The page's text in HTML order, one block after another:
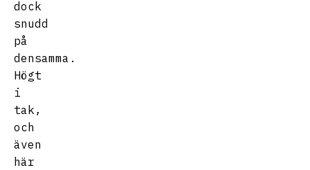
dock
snudd
på
densamma.
Högt
i
tak,
och
även
här